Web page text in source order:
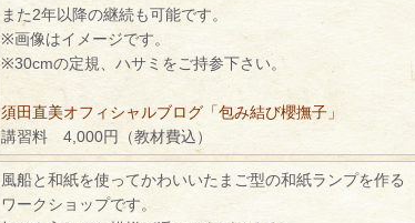
また2年以降の継続も可能です。
※画像はイメージです。
※30cmの定規、ハサミをご持参下さい。
須田直美オフィシャルブログ「包み結び櫻撫子」
講習料 4,000円（教材費込）
風船と和紙を使ってかわいいたまご型の和紙ランプを作る
ワークショップです。